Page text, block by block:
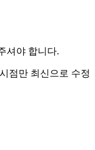
셔야 합니다.
점만 최신으로 수정